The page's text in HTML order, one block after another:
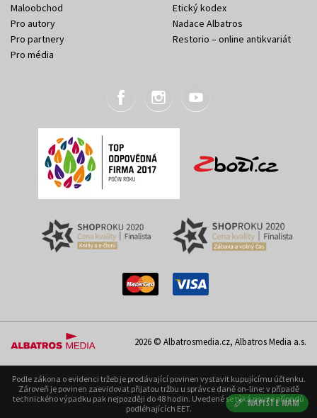
NAPIŠTE NÁM
Maloobchod
Pro autory
Pro partnery
Pro média
Etický kodex
Nadace Albatros
Restorio – online antikvariát
2026 © Albatrosmedia.cz, Albatros Media a.s.
Podle zákona o evidenci tržeb je prodávající povinen vystavit kupujícímu účtenku.
Zároveň je povinen zaevidovat přijatou tržbu u správce daně on-line; v případě
technického výpadku pak nejpozději do 48 hodin. Uvedené se týká pouze případů
podléhajících EET.